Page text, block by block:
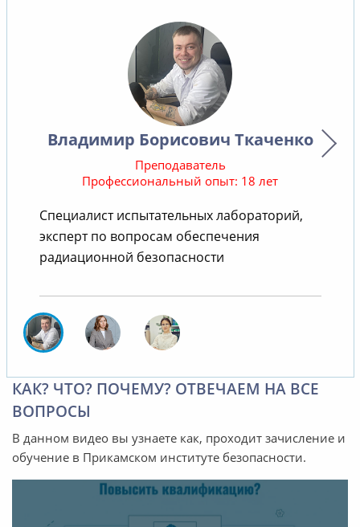
Владимир Борисович Ткаченко
Преподаватель
Профессиональный опыт: 18 лет
Специалист испытательных лабораторий,
эксперт по вопросам обеспечения
радиационной безопасности
КАК? ЧТО? ПОЧЕМУ? ОТВЕЧАЕМ НА ВСЕ
ВОПРОСЫ
В данном видео вы узнаете как, проходит зачисление и
обучение в Прикамском институте безопасности.